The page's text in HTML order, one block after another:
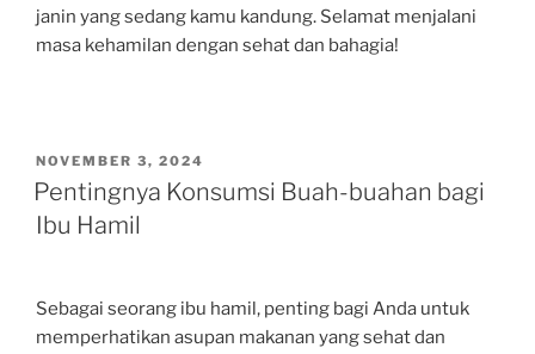
janin yang sedang kamu kandung. Selamat menjalani
masa kehamilan dengan sehat dan bahagia!
POSTED
ON
NOVEMBER 3, 2024
Pentingnya Konsumsi Buah-buahan bagi
Ibu Hamil
Sebagai seorang ibu hamil, penting bagi Anda untuk
memperhatikan asupan makanan yang sehat dan